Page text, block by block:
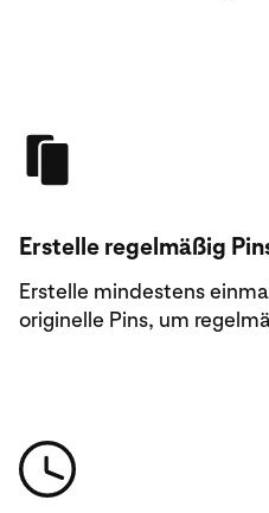
Erstelle regelmäßig
Erstelle mindestens
originelle Pins, um